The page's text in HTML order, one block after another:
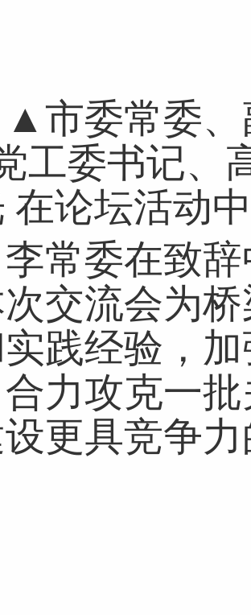
委常委、
工委书记、
在论坛活动
委在致辞
交流会为
践经验，
力攻克一
更具竞争